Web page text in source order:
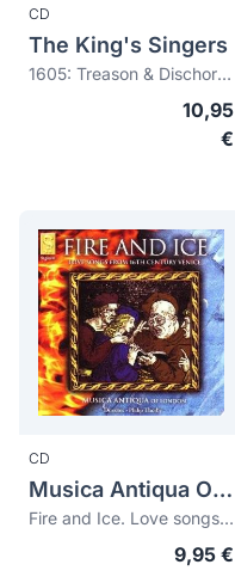
CD
The King's Singers
1605: Treason & Dischord. William Byrd and the Gunpowder Plot
10,95
€
CD
Musica Antiqua Of London
Fire and Ice. Love songs from the 16th century Venice
9,95 €